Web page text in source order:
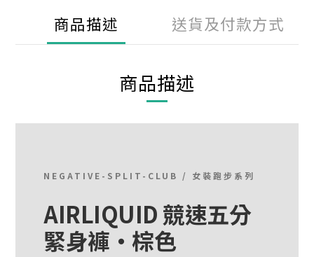
商品描述 送貨及付款方式
商品描述
NEGATIVE-SPLIT-CLUB / 女裝跑步系列
AIRLIQUID 競速五分
緊身褲・棕色